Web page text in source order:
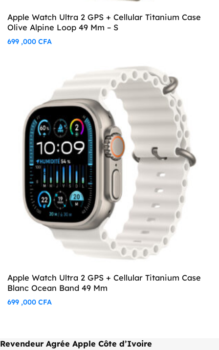
Apple Watch Ultra 2 GPS + Cellular Titanium Case
Olive Alpine Loop 49 Mm – S
699 ,000 CFA
Apple Watch Ultra 2 GPS + Cellular Titanium Case
Blanc Ocean Band 49 Mm
699 ,000 CFA
Revendeur Agrée Apple Côte d’Ivoire